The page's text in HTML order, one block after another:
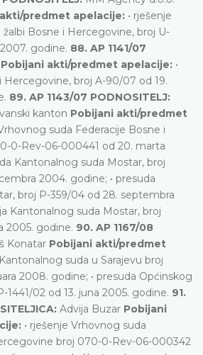
predmet apelacije: • rješenje
žalbi Bosne i Hercegovine, broj U-
godine. 88. AP 1141/07
Pobijani akti/predmet apelacije: •
Hercegovine, broj A-90/07 od 19.
89. AP 1143/07 PODNOSITELJ:
kanton Pobijani akti/predmet
suda Federacije Bosne i
0-Rev-06-000441 od 20. marta
Kantonalnog suda Mostar, broj
2004. godine; • presuda
broj P-359/04 od 28. septembra
Kantonalnog suda Mostar, broj
2005. godine. 90. AP 1167/08
Konatar Pobijani akti/predmet
suda u Sarajevu broj
2008. godine; • presuda Općinskog
1441/02 od 13. juna 2005. godine. 91.
Advija Buzar Pobijani
• rješenje Vrhovnog suda
broj 070-0-Rev-06-000342